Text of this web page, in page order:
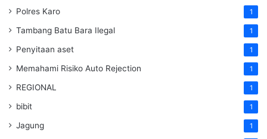
Polres Karo 1
Tambang Batu Bara Ilegal 1
Penyitaan aset 1
Memahami Risiko Auto Rejection 1
REGIONAL 1
bibit 1
Jagung 1